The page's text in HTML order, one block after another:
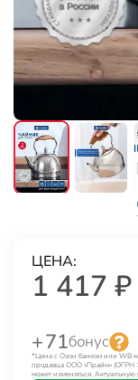
ЦЕНА:
1 417 ₽
+ 71бонус
*Цена с Озон банком или WB
продавца ООО «Прайм» (ОГРН
может изменяться. Актуальную